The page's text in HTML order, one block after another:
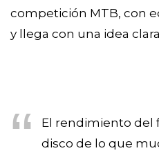
competición MTB, con
y llega con una idea
El rendimiento del
disco de lo que